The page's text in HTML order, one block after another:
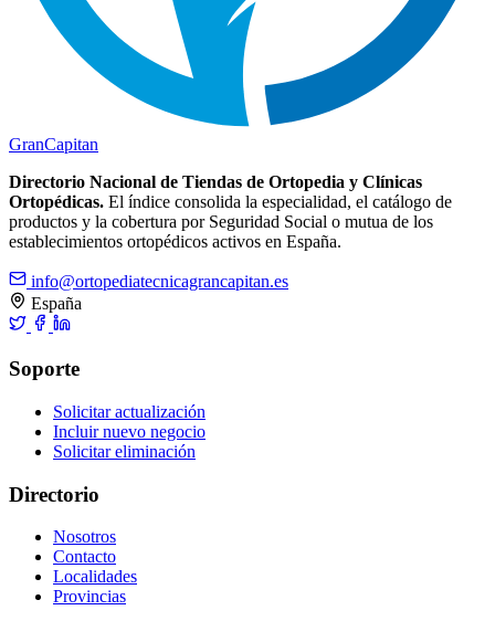
GranCapitan
Directorio Nacional de Tiendas de Ortopedia y Clínicas
Ortopédicas. El índice consolida la especialidad, el catálogo de
productos y la cobertura por Seguridad Social o mutua de los
establecimientos ortopédicos activos en España.
info@ortopediatecnicagrancapitan.es
España
Soporte
Solicitar actualización
Incluir nuevo negocio
Solicitar eliminación
Directorio
Nosotros
Contacto
Localidades
Provincias